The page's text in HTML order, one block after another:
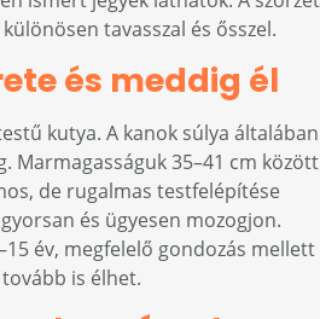
tavasszal és ősszel.
és meddig él
kutya. A kanok súlya általában
Marmagasságuk 35–41 cm között
de rugalmas testfelépítése
és ügyesen mozogjon.
év, megfelelő gondozás mellett
is élhet.